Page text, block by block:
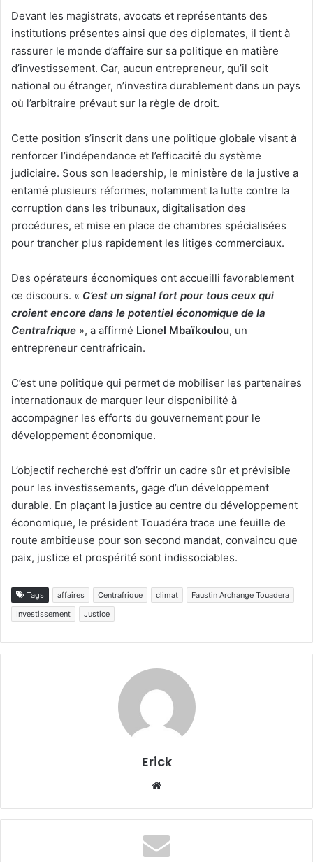
Devant les magistrats, avocats et représentants des
institutions présentes ainsi que des diplomates, il tient à
rassurer le monde d’affaire sur sa politique en matière
d’investissement. Car, aucun entrepreneur, qu’il soit
national ou étranger, n’investira durablement dans un pays
où l’arbitraire prévaut sur la règle de droit.
Cette position s’inscrit dans une politique globale visant à
renforcer l’indépendance et l’efficacité du système
judiciaire. Sous son leadership, le ministère de la justive a
entamé plusieurs réformes, notamment la lutte contre la
corruption dans les tribunaux, digitalisation des
procédures, et mise en place de chambres spécialisées
pour trancher plus rapidement les litiges commerciaux.
Des opérateurs économiques ont accueilli favorablement
ce discours. « C’est un signal fort pour tous ceux qui
croient encore dans le potentiel économique de la
Centrafrique », a affirmé Lionel Mbaïkoulou, un
entrepreneur centrafricain.
C’est une politique qui permet de mobiliser les partenaires
internationaux de marquer leur disponibilité à
accompagner les efforts du gouvernement pour le
développement économique.
L’objectif recherché est d’offrir un cadre sûr et prévisible
pour les investissements, gage d’un développement
durable. En plaçant la justice au centre du développement
économique, le président Touadéra trace une feuille de
route ambitieuse pour son second mandat, convaincu que
paix, justice et prospérité sont indissociables.
Tags affaires Centrafrique climat
Faustin Archange Touadera
Investissement
Justice
Erick